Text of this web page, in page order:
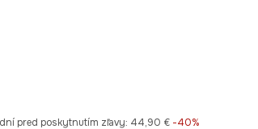
pred poskytnutím zľavy: 44,90 € -40%